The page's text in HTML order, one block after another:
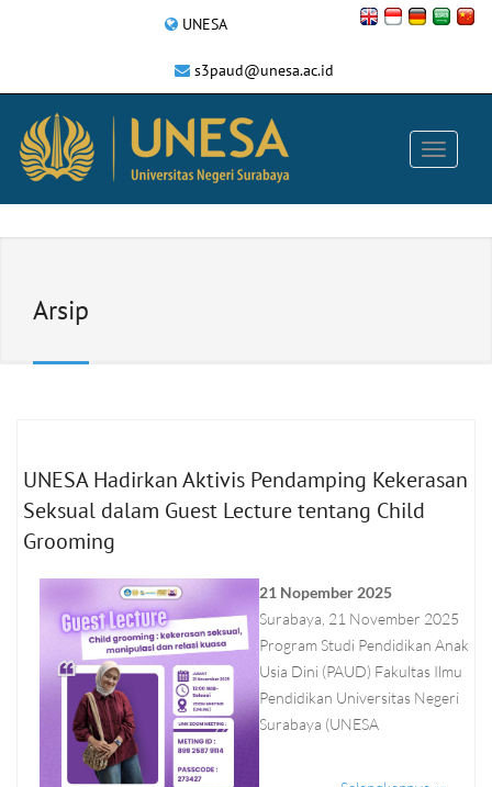
UNESA
s3paud@unesa.ac.id
Arsip
UNESA Hadirkan Aktivis Pendamping Kekerasan
Seksual dalam Guest Lecture tentang Child
Grooming
21 Nopember 2025
Surabaya, 21 November 2025
Program Studi Pendidikan Anak
Usia Dini (PAUD) Fakultas Ilmu
Pendidikan Universitas Negeri
Surabaya (UNESA